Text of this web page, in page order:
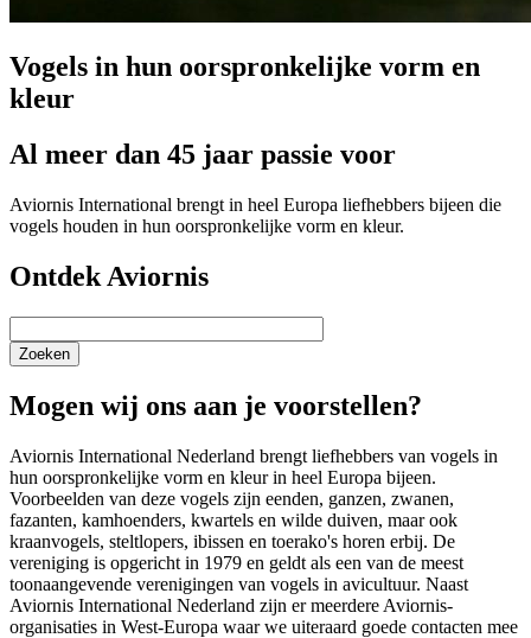
Vogels in hun oorspronkelijke vorm en
kleur
Al meer dan 45 jaar passie voor
Aviornis International brengt in heel Europa liefhebbers bijeen die
vogels houden in hun oorspronkelijke vorm en kleur.
Ontdek Aviornis
Mogen wij ons aan je voorstellen?
Aviornis International Nederland brengt liefhebbers van vogels in
hun oorspronkelijke vorm en kleur in heel Europa bijeen.
Voorbeelden van deze vogels zijn eenden, ganzen, zwanen,
fazanten, kamhoenders, kwartels en wilde duiven, maar ook
kraanvogels, steltlopers, ibissen en toerako's horen erbij. De
vereniging is opgericht in 1979 en geldt als een van de meest
toonaangevende verenigingen van vogels in avicultuur. Naast
Aviornis International Nederland zijn er meerdere Aviornis-
organisaties in West-Europa waar we uiteraard goede contacten mee